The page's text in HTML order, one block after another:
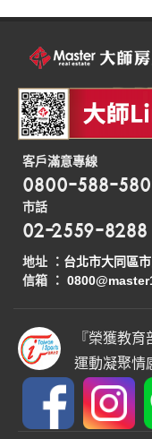
客戶滿意專線
0800-588-580
市話
02-2559-8288
地址 ： 台北市大同區
信箱 ：
『榮獲教
運動凝聚情